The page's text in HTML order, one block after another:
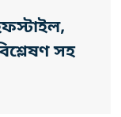
সহ